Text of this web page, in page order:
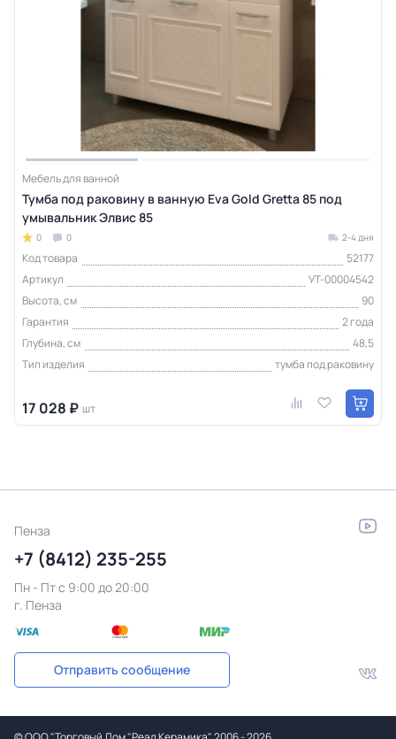
Мебель для ванной
Тумба под раковину в ванную Eva Gold Gretta 85 под
умывальник Элвис 85
0 0 2-4 дня
Код товара
52177
Артикул
УТ-00004542
Высота, см
90
Гарантия
2 года
Глубина, см
48,5
Тип изделия
тумба под раковину
17 028 ₽ шт
Пенза
+7 (8412) 235-255
Пн - Пт c 9:00 до 20:00
г. Пенза
Отправить сообщение